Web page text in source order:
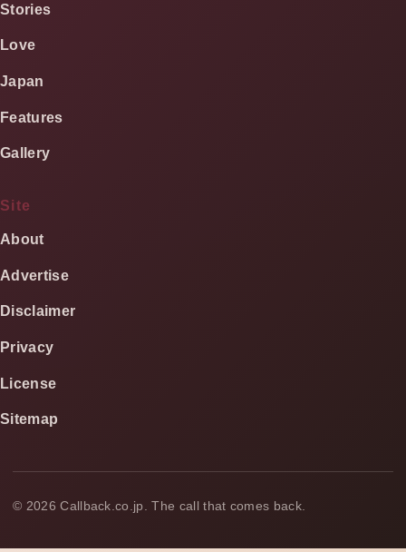
Stories
Love
Japan
Features
Gallery
Site
About
Advertise
Disclaimer
Privacy
License
Sitemap
© 2026 Callback.co.jp. The call that comes back.